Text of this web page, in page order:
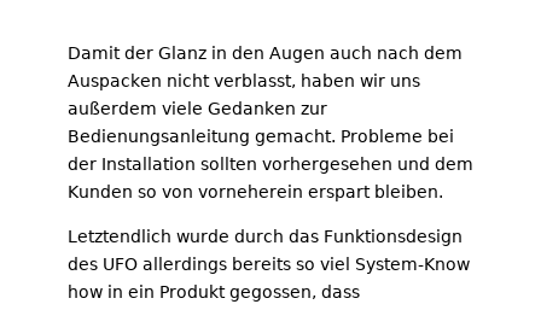
Damit der Glanz in den Augen auch nach dem
Auspacken nicht verblasst, haben wir uns
außerdem viele Gedanken zur
Bedienungsanleitung gemacht. Probleme bei
der Installation sollten vorhergesehen und dem
Kunden so von vorneherein erspart bleiben.
Letztendlich wurde durch das Funktionsdesign
des UFO allerdings bereits so viel System-Know
how in ein Produkt gegossen, dass